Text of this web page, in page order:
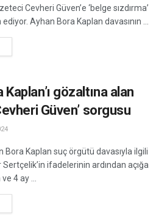
Cevheri Güven’e ‘belge sızdırma’
Ayhan Bora Kaplan davasının ...
gözaltına alan
Güven’ sorgusu
Bora Kaplan suç örgütü davasıyla ilgili
ifadelerinin ardından açığa
4 ay ...